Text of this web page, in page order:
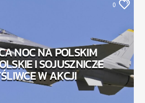
MUZY
0
NOC NA POLSKIM
I SOJUSZNICZE
W AKCJI